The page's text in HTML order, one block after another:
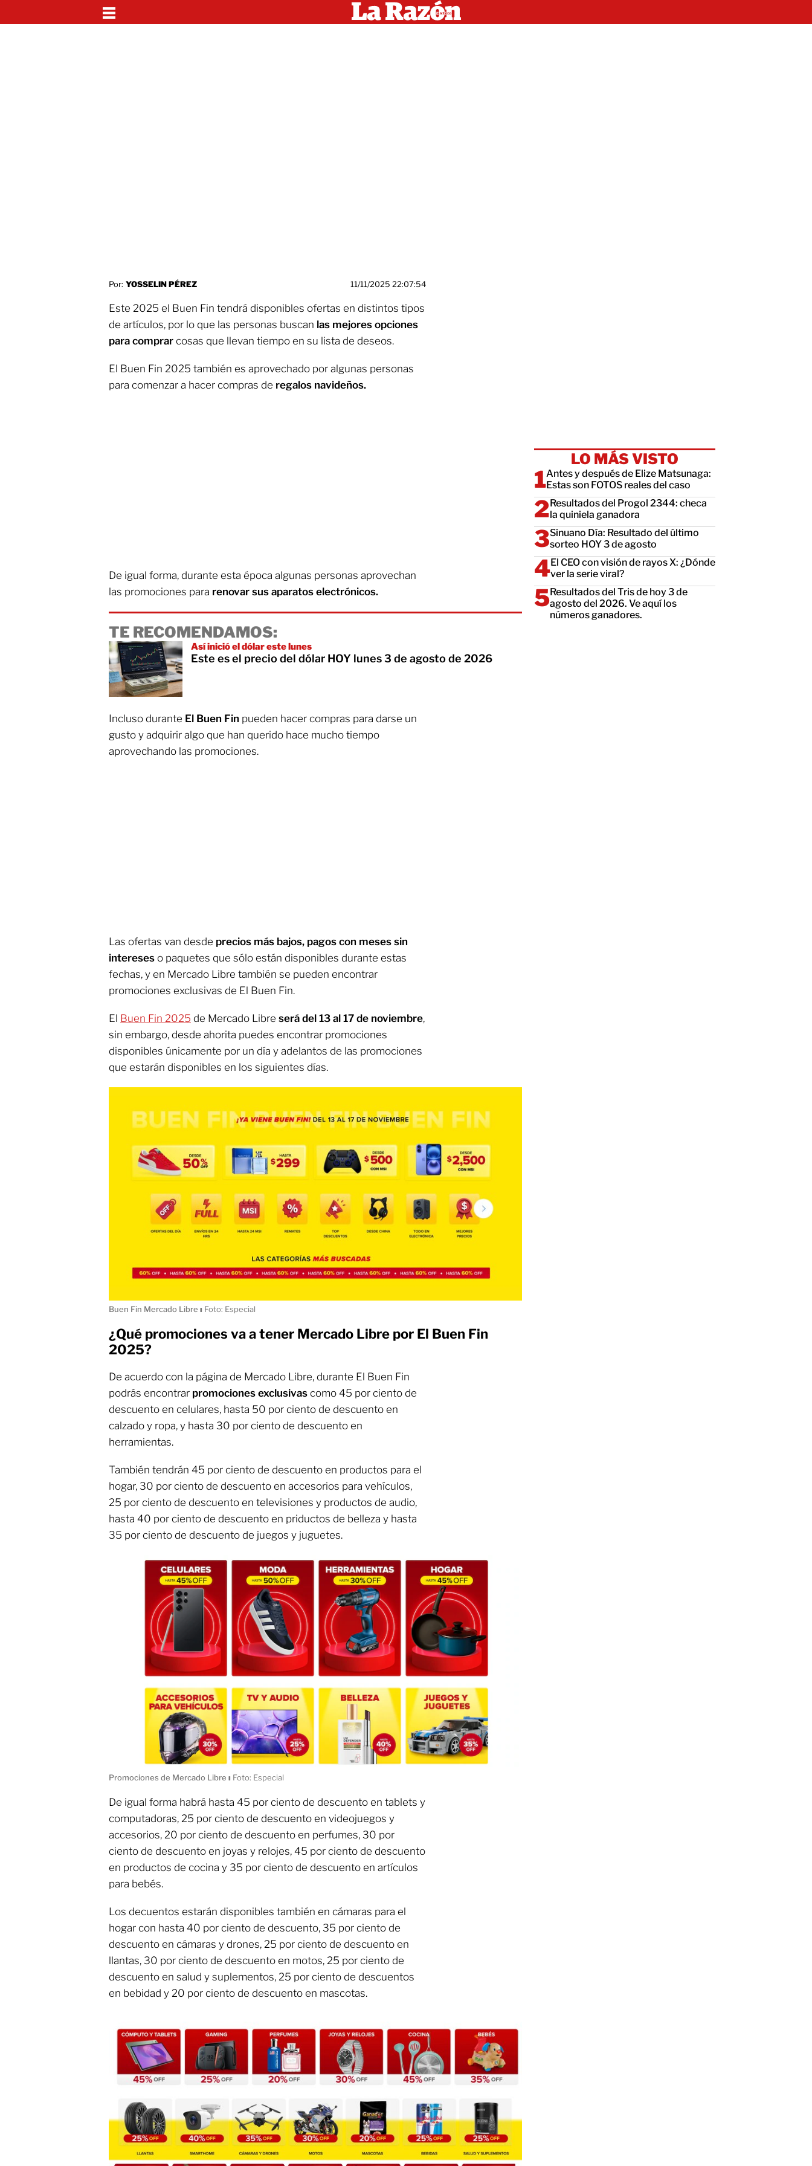
Por: YOSSELIN PÉREZ 11/11/2025 22:07:54
Este 2025 el Buen Fin tendrá disponibles ofertas en distintos tipos
de artículos, por lo que las personas buscan las mejores opciones
para comprar cosas que llevan tiempo en su lista de deseos.
El Buen Fin 2025 también es aprovechado por algunas personas
para comenzar a hacer compras de regalos navideños.
De igual forma, durante esta época algunas personas aprovechan
las promociones para renovar sus aparatos electrónicos.
TE RECOMENDAMOS:
Así inició el dólar este lunes
Este es el precio del dólar HOY lunes 3 de agosto de 2026
Incluso durante El Buen Fin pueden hacer compras para darse un
gusto y adquirir algo que han querido hace mucho tiempo
aprovechando las promociones.
Las ofertas van desde precios más bajos, pagos con meses sin
intereses o paquetes que sólo están disponibles durante estas
fechas, y en Mercado Libre también se pueden encontrar
promociones exclusivas de El Buen Fin.
El Buen Fin 2025 de Mercado Libre será del 13 al 17 de noviembre,
sin embargo, desde ahorita puedes encontrar promociones
disponibles únicamente por un día y adelantos de las promociones
que estarán disponibles en los siguientes días.
Buen Fin Mercado Libre ı Foto: Especial
¿Qué promociones va a tener Mercado Libre por El Buen Fin
2025?
De acuerdo con la página de Mercado Libre, durante El Buen Fin
podrás encontrar promociones exclusivas como 45 por ciento de
descuento en celulares, hasta 50 por ciento de descuento en
calzado y ropa, y hasta 30 por ciento de descuento en
herramientas.
También tendrán 45 por ciento de descuento en productos para el
hogar, 30 por ciento de descuento en accesorios para vehículos,
25 por ciento de descuento en televisiones y productos de audio,
hasta 40 por ciento de descuento en priductos de belleza y hasta
35 por ciento de descuento de juegos y juguetes.
Promociones de Mercado Libre ı Foto: Especial
De igual forma habrá hasta 45 por ciento de descuento en tablets y
computadoras, 25 por ciento de descuento en videojuegos y
accesorios, 20 por ciento de descuento en perfumes, 30 por
ciento de descuento en joyas y relojes, 45 por ciento de descuento
en productos de cocina y 35 por ciento de descuento en artículos
para bebés.
Los decuentos estarán disponibles también en cámaras para el
hogar con hasta 40 por ciento de descuento, 35 por ciento de
descuento en cámaras y drones, 25 por ciento de descuento en
llantas, 30 por ciento de descuento en motos, 25 por ciento de
descuento en salud y suplementos, 25 por ciento de descuentos
en bebidad y 20 por ciento de descuento en mascotas.
LO MÁS VISTO
Antes y después de Elize Matsunaga:
Estas son FOTOS reales del caso
Resultados del Progol 2344: checa
la quiniela ganadora
Sinuano Día: Resultado del último
sorteo HOY 3 de agosto
El CEO con visión de rayos X: ¿Dónde
ver la serie viral?
Resultados del Tris de hoy 3 de
agosto del 2026. Ve aquí los
números ganadores.